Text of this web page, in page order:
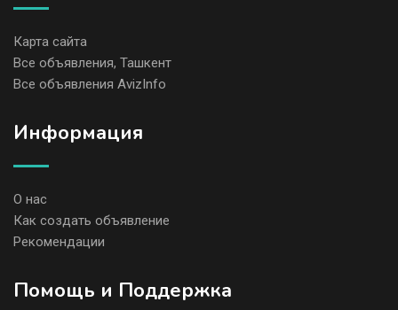
Карта сайта
Все объявления, Ташкент
Все объявления AvizInfo
Информация
О нас
Как создать объявление
Рекомендации
Помощь и Поддержка